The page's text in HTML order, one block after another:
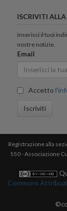
ISCRIVITI
inserisci il tuoi
nostre notizie.
Email
Accetto
Iscriviti
Registrazione alla
550 - Associazione
Commons